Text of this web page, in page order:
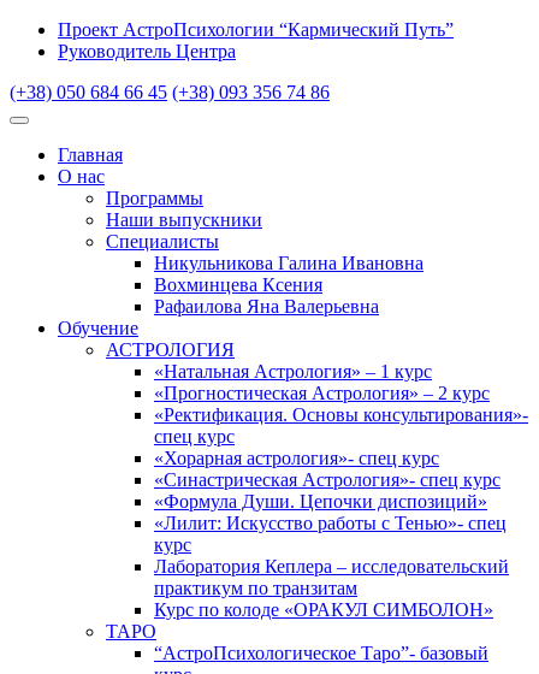
Проект АстроПсихологии “Кармический Путь”
Руководитель Центра
(+38) 050 684 66 45 (+38) 093 356 74 86
Главная
О нас
Программы
Наши выпускники
Специалисты
Никульникова Галина Ивановна
Вохминцева Ксения
Рафаилова Яна Валерьевна
Обучение
АСТРОЛОГИЯ
«Натальная Астрология» – 1 курс
«Прогностическая Астрология» – 2 курс
«Ректификация. Основы консультирования»-
спец курс
«Хорарная астрология»- спец курс
«Синастрическая Астрология»- спец курс
«Формула Души. Цепочки диспозиций»
«Лилит: Искусство работы с Тенью»- спец
курс
Лаборатория Кеплера – исследовательский
практикум по транзитам
Курс по колоде «ОРАКУЛ СИМБОЛОН»
ТАРО
“АстроПсихологическое Таро”- базовый